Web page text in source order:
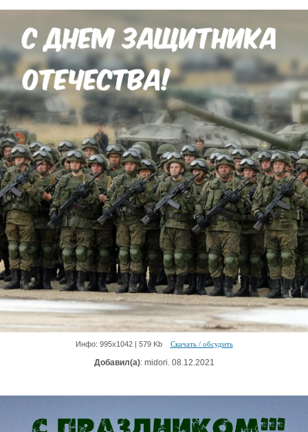
Инфо: 995х1042 | 579 Kb Скачать / обсудить
Добавил(а): midori. 08.12.2021